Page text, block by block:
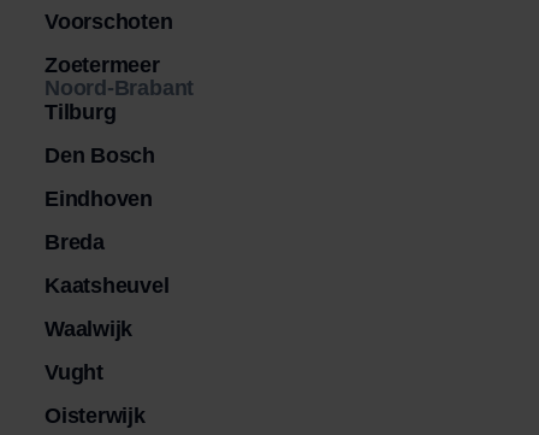
Voorschoten
Zoetermeer
Noord-Brabant
Tilburg
Den Bosch
Eindhoven
Breda
Kaatsheuvel
Waalwijk
Vught
Oisterwijk